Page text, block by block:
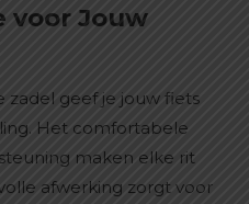
voor Jouw
zadel geef je jouw fiets
Het comfortabele
maken elke rit
afwerking zorgt voor